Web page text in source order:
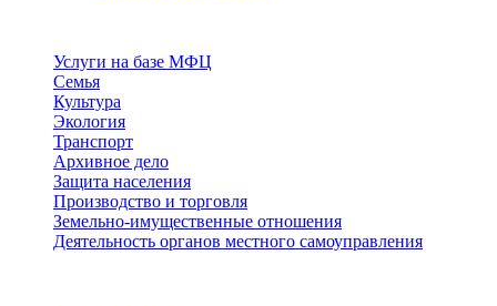
Услуги на базе МФЦ
Семья
Культура
Экология
Транспорт
Архивное дело
Защита населения
Производство и торговля
Земельно-имущественные отношения
Деятельность органов местного самоуправления